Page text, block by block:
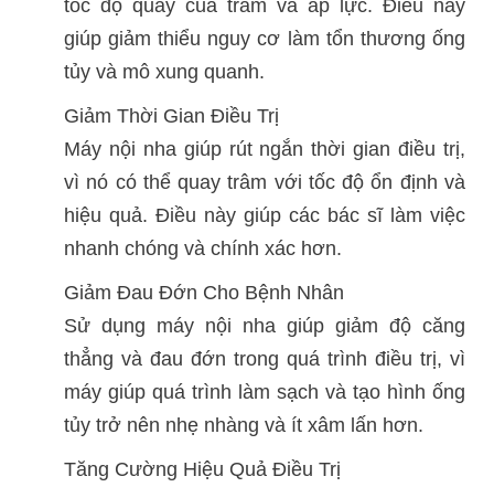
tốc độ quay của trâm và áp lực. Điều này
giúp giảm thiểu nguy cơ làm tổn thương ống
tủy và mô xung quanh.
Giảm Thời Gian Điều Trị
Máy nội nha giúp rút ngắn thời gian điều trị,
vì nó có thể quay trâm với tốc độ ổn định và
hiệu quả. Điều này giúp các bác sĩ làm việc
nhanh chóng và chính xác hơn.
Giảm Đau Đớn Cho Bệnh Nhân
Sử dụng máy nội nha giúp giảm độ căng
thẳng và đau đớn trong quá trình điều trị, vì
máy giúp quá trình làm sạch và tạo hình ống
tủy trở nên nhẹ nhàng và ít xâm lấn hơn.
Tăng Cường Hiệu Quả Điều Trị